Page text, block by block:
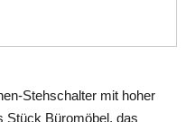
Stehschalter mit hoher
Stück Büromöbel, das